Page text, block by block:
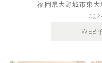
福岡県大野城市東
WEB